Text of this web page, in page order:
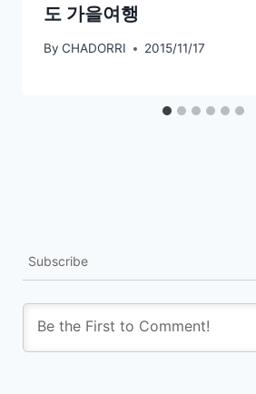
도 가을여행
By CHADORRI 2015/11/17
Subscribe